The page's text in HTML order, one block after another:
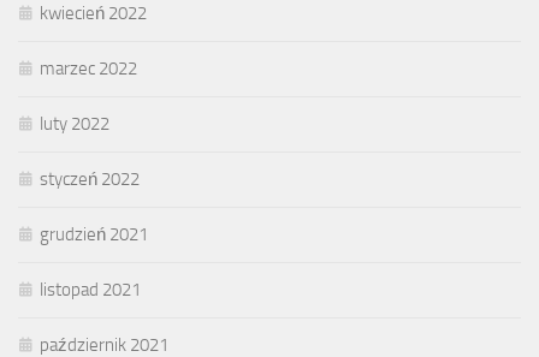
kwiecień 2022
marzec 2022
luty 2022
styczeń 2022
grudzień 2021
listopad 2021
październik 2021